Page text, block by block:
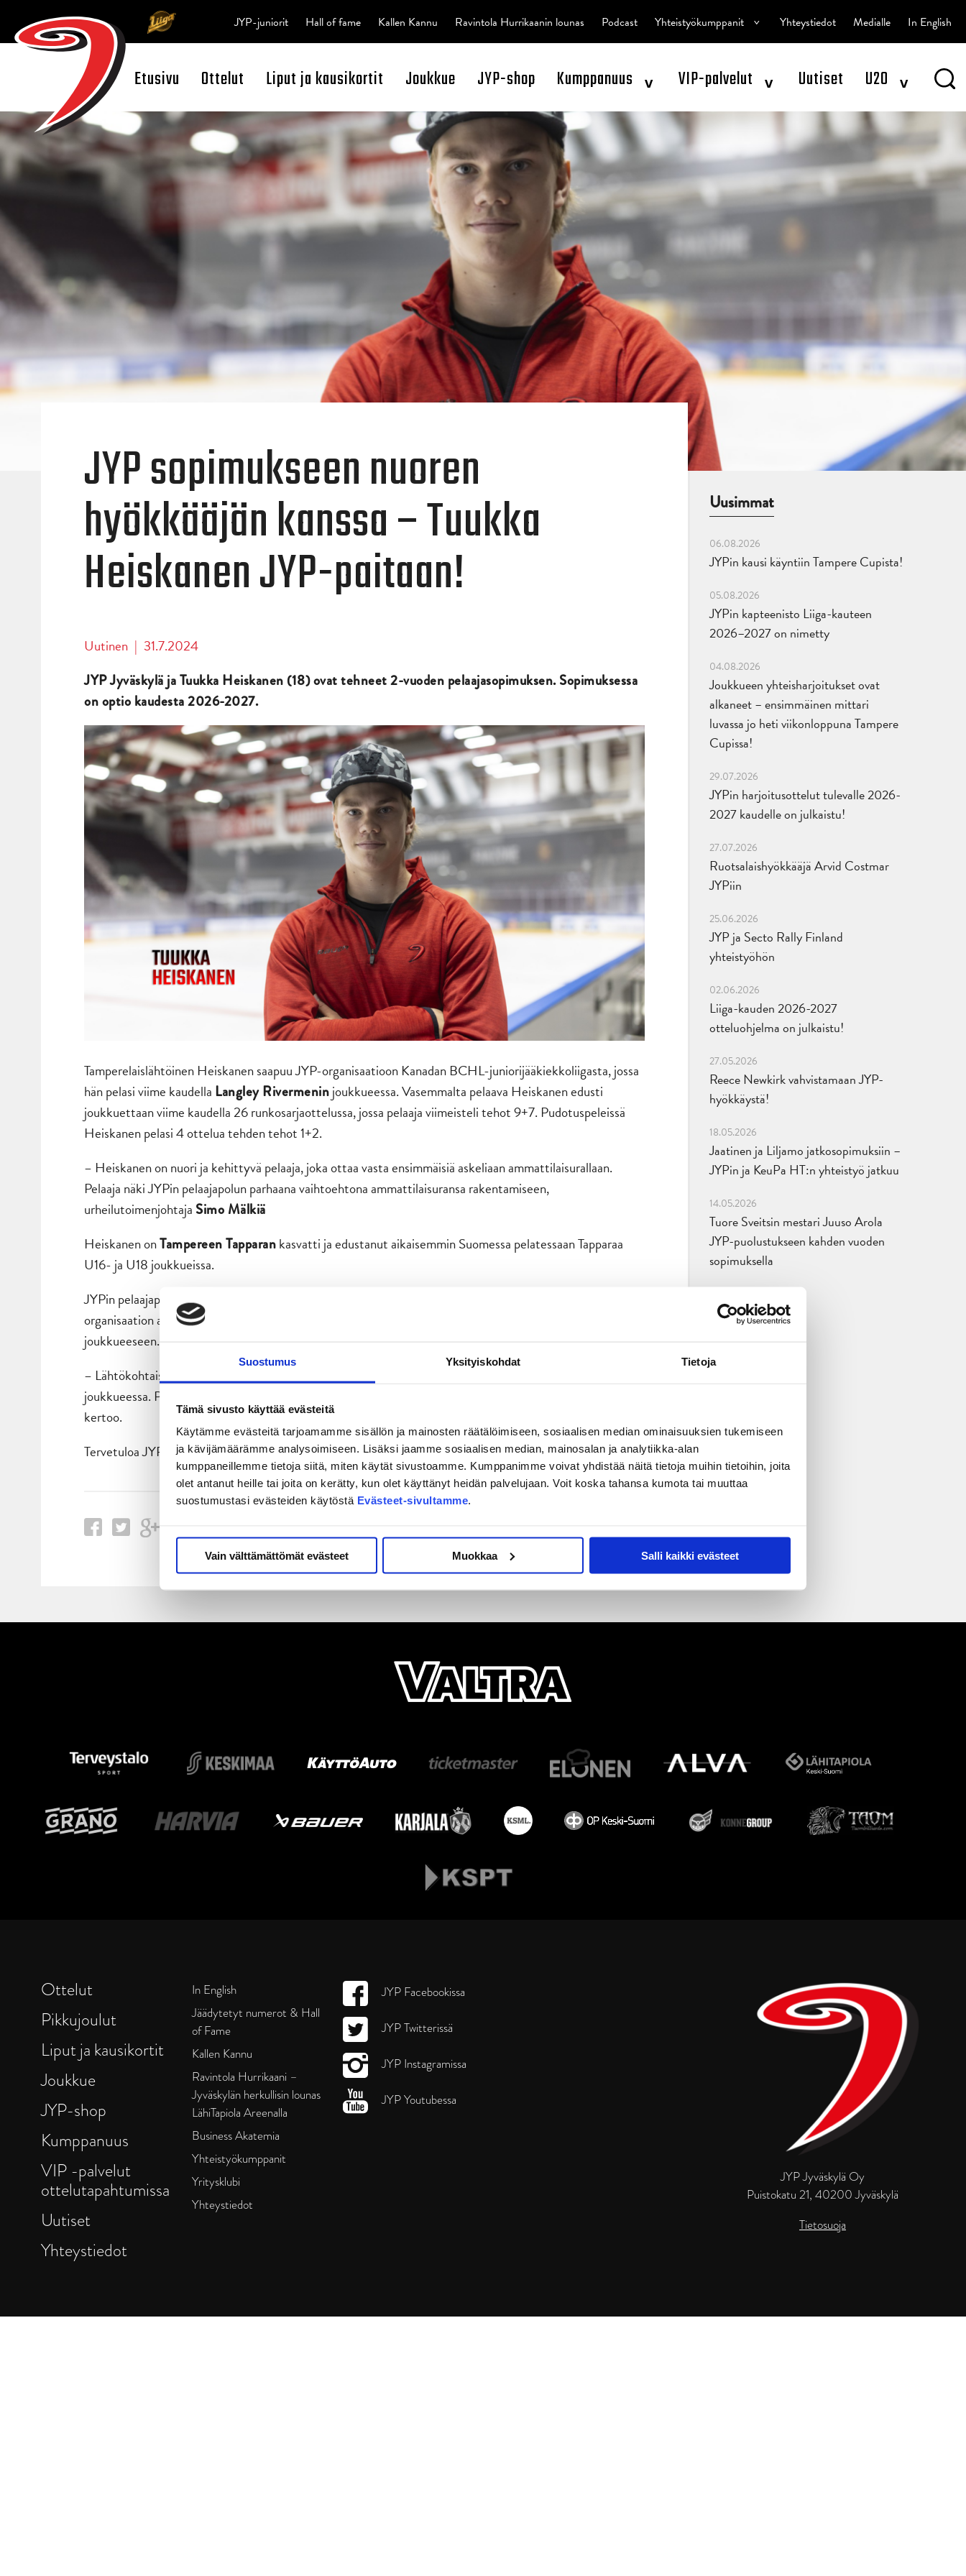
Suostumus Yksityiskohdat Tietoja
Tämä sivusto käyttää evästeitä
Käytämme evästeitä tarjoamamme sisällön ja mainosten räätälöimiseen, sosiaalisen median ominaisuuksien tukemiseen
ja kävijämäärämme analysoimiseen. Lisäksi jaamme sosiaalisen median, mainosalan ja analytiikka-alan
kumppaneillemme tietoja siitä, miten käytät sivustoamme. Kumppanimme voivat yhdistää näitä tietoja muihin tietoihin, joita
olet antanut heille tai joita on kerätty, kun olet käyttänyt heidän palvelujaan. Voit koska tahansa kumota tai muuttaa
suostumustasi evästeiden käytöstä Evästeet-sivultamme.
Vain välttämättömät evästeet Muokkaa Salli kaikki evästeet
Open Search
Etusivu Ottelut Liput ja kausikortit Joukkue JYP-shop Kumppanuus ^ VIP-palvelut ^ Uutiset U20 ^
JYP-juniorit Hall of fame Kallen Kannu Ravintola Hurrikaanin lounas Podcast Yhteistyökumppanit ^ Yhteystiedot Medialle In English
JYP sopimukseen nuoren
hyökkääjän kanssa – Tuukka
Heiskanen JYP-paitaan!
Uutinen | 31.7.2024
JYP Jyväskylä ja Tuukka Heiskanen (18) ovat tehneet 2-vuoden pelaajasopimuksen. Sopimuksessa
on optio kaudesta 2026-2027.
Tamperelaislähtöinen Heiskanen saapuu JYP-organisaatioon Kanadan BCHL-juniorijääkiekkoliigasta, jossa
hän pelasi viime kaudella Langley Rivermeninjoukkueessa. Vasemmalta pelaava Heiskanen edusti
joukkuettaan viime kaudella 26 runkosarjaottelussa, jossa pelaaja viimeisteli tehot 9+7. Pudotuspeleissä
Heiskanen pelasi 4 ottelua tehden tehot 1+2.
– Heiskanen on nuori ja kehittyvä pelaaja, joka ottaa vasta ensimmäisiä askeliaan ammattilaisurallaan.
Pelaaja näki JYPin pelaajapolun parhaana vaihtoehtona ammattilaisuransa rakentamiseen,
urheilutoimenjohtaja Simo Mälkiä
Heiskanen onTampereen Tapparankasvatti ja edustanut aikaisemmin Suomessa pelatessaan Tapparaa
U16- ja U18 joukkueissa.
JYPin pelaajapolku tarjoaa nuorelle pelaajalle monta mahdollisuutta uran rakentamiseen. Oman
organisaation alta JYP tarjoaa pelaajalle mahdollisuudet murtautua Liiga-joukkueeseen ja U20-
joukkueeseen. Vaihtoehdoissa on myös Mestis-seura KeuPa, jonka kanssa JYP tekee tiivistä yhteistyötä.
– Lähtökohtaisesti on keskusteltu, että Heiskanen pelaa tulevan kauden pääosin seuramme U20-
joukkueessa. Pelaajan esitykset harjoituksissa ja otteluissa määrittävät pelaajan lopullisen sarjan, Mälkiä
kertoo.
Tervetuloa JYP-organisaatioon Tuukka!
Uusimmat
06.08.2026
JYPin kausi käyntiin Tampere Cupista!
05.08.2026
JYPin kapteenisto Liiga-kauteen
2026–2027 on nimetty
04.08.2026
Joukkueen yhteisharjoitukset ovat
alkaneet – ensimmäinen mittari
luvassa jo heti viikonloppuna Tampere
Cupissa!
29.07.2026
JYPin harjoitusottelut tulevalle 2026-
2027 kaudelle on julkaistu!
27.07.2026
Ruotsalaishyökkääjä Arvid Costmar
JYPiin
25.06.2026
JYP ja Secto Rally Finland
yhteistyöhön
02.06.2026
Liiga-kauden 2026-2027
otteluohjelma on julkaistu!
27.05.2026
Reece Newkirk vahvistamaan JYP-
hyökkäystä!
18.05.2026
Jaatinen ja Liljamo jatkosopimuksiin –
JYPin ja KeuPa HT:n yhteistyö jatkuu
14.05.2026
Tuore Sveitsin mestari Juuso Arola
JYP-puolustukseen kahden vuoden
sopimuksella
JYP Jyväskylä Oy
Puistokatu 21, 40200 Jyväskylä
Tietosuoja
Ottelut
Pikkujoulut
Liput ja kausikortit
Joukkue
JYP-shop
Kumppanuus
VIP -palvelut
ottelutapahtumissa
Uutiset
Yhteystiedot
In English
Jäädytetyt numerot & Hall
of Fame
Kallen Kannu
Ravintola Hurrikaani –
Jyväskylän herkullisin lounas
LähiTapiola Areenalla
Business Akatemia
Yhteistyökumppanit
Yritysklubi
Yhteystiedot
JYP Facebookissa
JYP Twitterissä
JYP Instagramissa
JYP Youtubessa